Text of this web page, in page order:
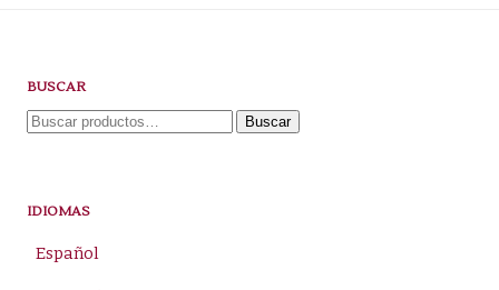
BUSCAR
Buscar
Buscar
IDIOMAS
Español